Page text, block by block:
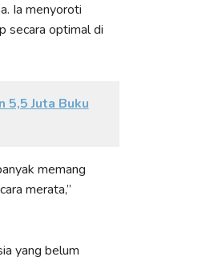
Ia menyoroti
secara optimal di
5,5 Juta Buku
memang
merata,”
yang belum